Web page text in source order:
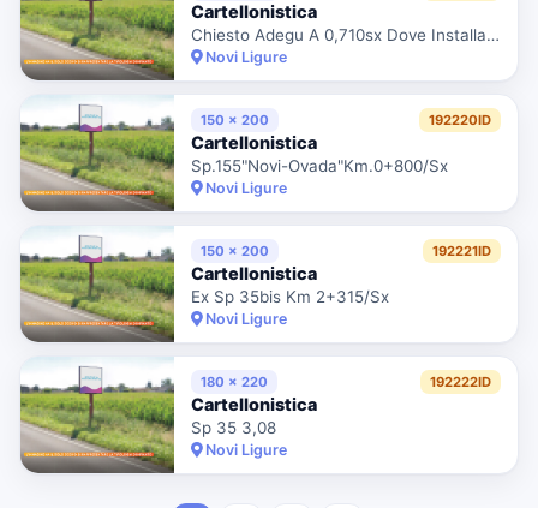
Cartellonistica
Chiesto Adegu A 0,710sx Dove Installato
Novi Ligure
150 x 200 192220ID
Cartellonistica
Sp.155"Novi-Ovada"Km.0+800/Sx
Novi Ligure
150 x 200 192221ID
Cartellonistica
Ex Sp 35bis Km 2+315/Sx
Novi Ligure
180 x 220 192222ID
Cartellonistica
Sp 35 3,08
Novi Ligure